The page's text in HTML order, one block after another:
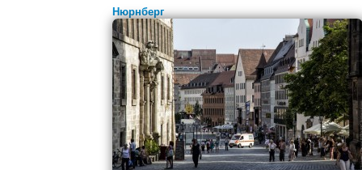
Нюрнберг